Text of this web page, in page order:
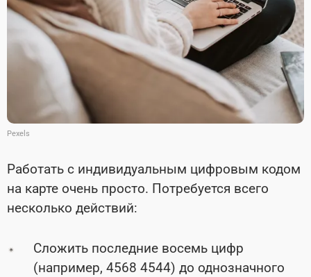
Pexels
Работать с индивидуальным цифровым кодом
на карте очень просто. Потребуется всего
несколько действий:
Сложить последние восемь цифр
(например, 4568 4544) до однозначного